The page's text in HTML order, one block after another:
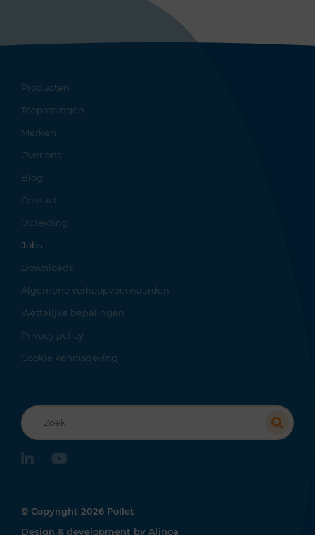
Producten
Toepassingen
Merken
Over ons
Blog
Contact
Opleiding
Jobs
Downloads
Algemene verkoopvoorwaarden
Wettelijke bepalingen
Privacy policy
Cookie kennisgeving
Recherche
linkedin
© Copyright 2026 Pollet
Design & development by Alinoa